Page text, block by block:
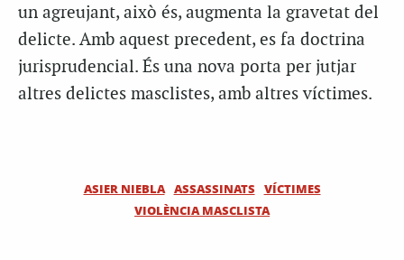
un agreujant, això és, augmenta la gravetat del
delicte. Amb aquest precedent, es fa doctrina
jurisprudencial. És una nova porta per jutjar
altres delictes masclistes, amb altres víctimes.
ASIER NIEBLA ASSASSINATS
VÍCTIMES
VIOLÈNCIA MASCLISTA